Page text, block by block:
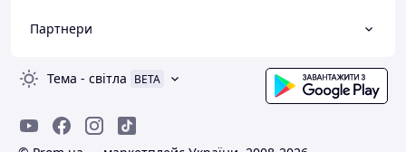
Партнери
Тема - світла BETA